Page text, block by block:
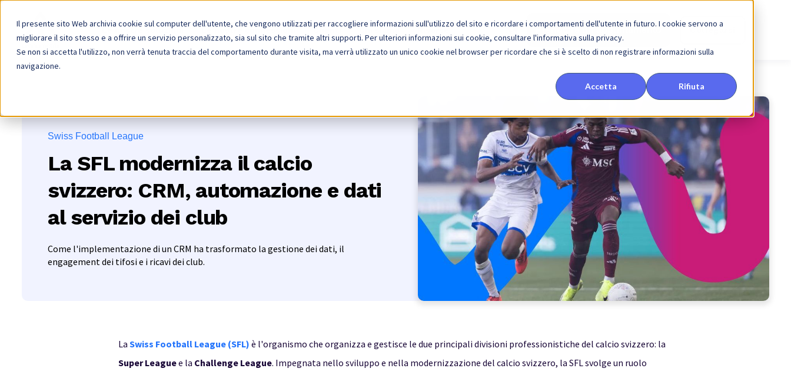
Il presente sito Web archivia cookie sul computer dell'utente, che vengono utilizzati per raccogliere informazioni sull'utilizzo del sito e ricordare i comportamenti dell'utente in futuro. I cookie servono a
migliorare il sito stesso e a offrire un servizio personalizzato, sia sul sito che tramite altri supporti. Per ulteriori informazioni sui cookie, consultare l'informativa sulla privacy.
Se non si accetta l'utilizzo, non verrà tenuta traccia del comportamento durante visita, ma verrà utilizzato un unico cookie nel browser per ricordare che si è scelto di non registrare informazioni sulla
navigazione.
Accetta Rifiuta
Le nostre soluzioni Le nostre connessioni Clienti Prenotare un appuntamento Collegarsi
Swiss Football League
La SFL modernizza il calcio
svizzero: CRM, automazione e dati
al servizio dei club
Come l'implementazione di un CRM ha trasformato la gestione dei dati, il
engagement dei tifosi e i ricavi dei club.
La Swiss Football League (SFL) è l'organismo che organizza e gestisce le due principali divisioni professionistiche del calcio svizzero: la
Super Leaguee la Challenge League. Impegnata nello sviluppo e nella modernizzazione del calcio svizzero, la SFL svolge un ruolo